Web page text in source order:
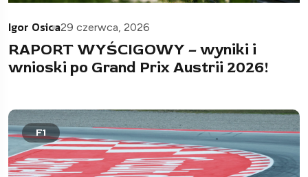
Igor Osica29 czerwca, 2026
RAPORT WYŚCIGOWY – wyniki i
wnioski po Grand Prix Austrii 2026!
F1